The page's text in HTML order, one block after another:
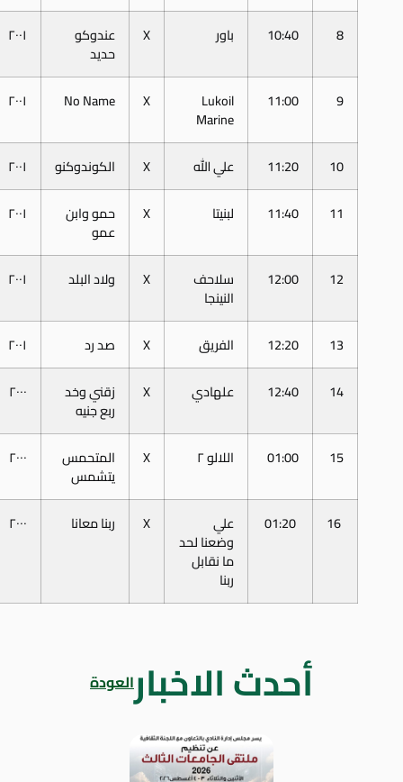
8
10:40 باور X عندوكو
حديد
٢٠٠١
9
11:00
Lukoil
Marine
X
No Name ٢٠٠١
10
11:20 علي الله X الكوندوكنو
٢٠٠١
11
11:40 لبنيتا X حمو وابن
عمو
٢٠٠١
12
12:00 سلاحف
النينجا
X ولاد البلد ٢٠٠١
13
12:20 الفريق X صد رد
٢٠٠١
14
12:40 علهادي X زقني وخد
ربع جنيه
٢٠٠٠
15
01:00 اللالو ٢ X المتحمس
يتشمس
٢٠٠٠
علي
وضعنا لحد
ما نقابل
ربنا
X ربنا معانا ٢٠٠٠
أحدث الاخبارالعودة